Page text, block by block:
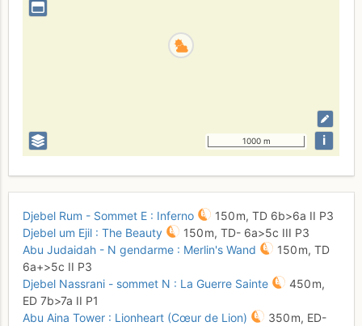
1000 m i
Djebel Rum - Sommet E : Inferno 150 m, TD 6b>6a II P3
Djebel um Ejil : The Beauty
150 m, TD- 6a>5c III P3
Abu Judaidah - N gendarme : Merlin's Wand
150 m, TD
6a+>5c II P3
Djebel Nassrani - sommet N : La Guerre Sainte
450 m,
ED 7b>7a II P1
Abu Aina Tower : Lionheart (Cœur de Lion)
350 m, ED-